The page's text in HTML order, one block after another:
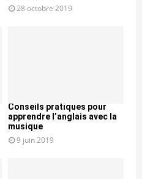
28 octobre 2019
Conseils pratiques pour
apprendre l’anglais avec la
musique
9 juin 2019